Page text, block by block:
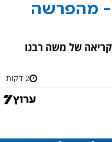
- מהפרשה
של משה רבנו
2 דקות